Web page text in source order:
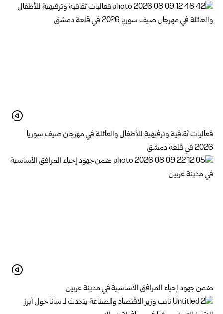
فعاليات ثقافية وترفيهية للأطفال والعائلة في مهرجان صيف سوريا
2026 في قلعة دمشق
ضمن جهود إحياء المرافق الأساسية في مدينة عربين